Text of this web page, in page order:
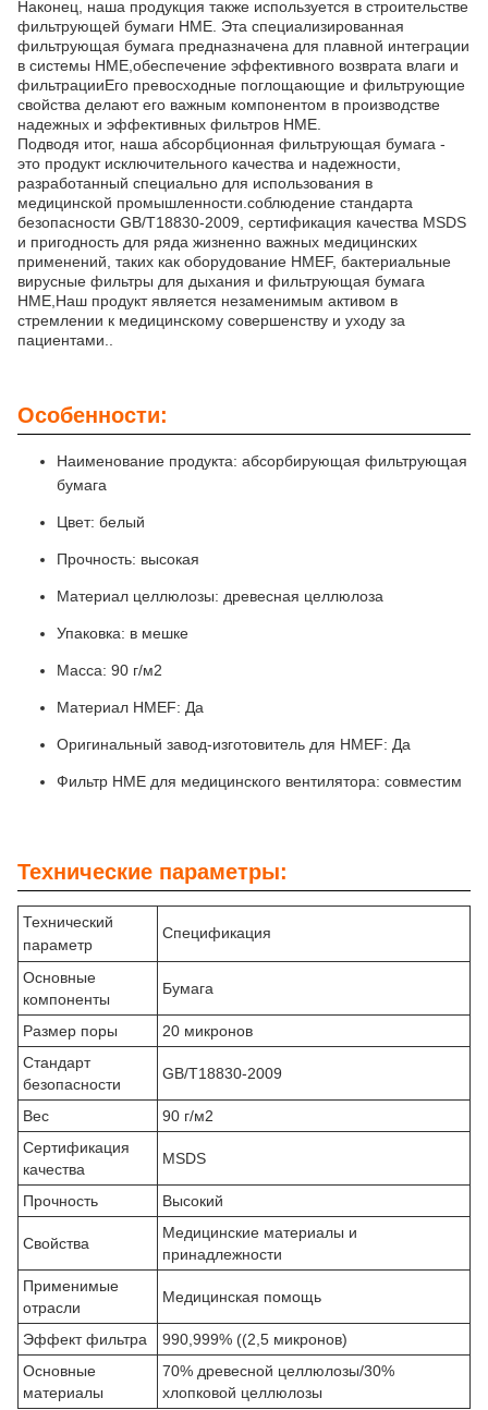
Наконец, наша продукция также используется в строительстве
фильтрующей бумаги HME. Эта специализированная
фильтрующая бумага предназначена для плавной интеграции
в системы HME,обеспечение эффективного возврата влаги и
фильтрацииЕго превосходные поглощающие и фильтрующие
свойства делают его важным компонентом в производстве
надежных и эффективных фильтров HME.
Подводя итог, наша абсорбционная фильтрующая бумага -
это продукт исключительного качества и надежности,
разработанный специально для использования в
медицинской промышленности.соблюдение стандарта
безопасности GB/T18830-2009, сертификация качества MSDS
и пригодность для ряда жизненно важных медицинских
применений, таких как оборудование HMEF, бактериальные
вирусные фильтры для дыхания и фильтрующая бумага
HME,Наш продукт является незаменимым активом в
стремлении к медицинскому совершенству и уходу за
пациентами..
Особенности:
Наименование продукта: абсорбирующая фильтрующая
бумага
Цвет: белый
Прочность: высокая
Материал целлюлозы: древесная целлюлоза
Упаковка: в мешке
Масса: 90 г/м2
Материал HMEF: Да
Оригинальный завод-изготовитель для HMEF: Да
Фильтр HME для медицинского вентилятора: совместим
Технические параметры:
Технический
параметр
Спецификация
Основные
компоненты
Бумага
Размер поры
20 микронов
Стандарт
безопасности
GB/T18830-2009
Вес
90 г/м2
Сертификация
качества
MSDS
Прочность Высокий
Свойства
Медицинские материалы и
принадлежности
Применимые
отрасли
Медицинская помощь
Эффект фильтра
990,999% ((2,5 микронов)
Основные
материалы
70% древесной целлюлозы/30%
хлопковой целлюлозы